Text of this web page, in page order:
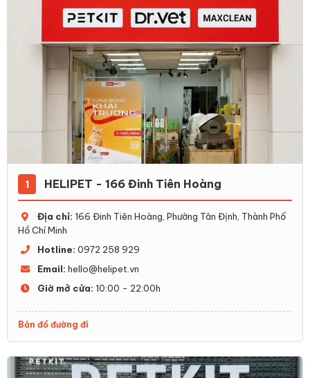
1 HELIPET - 166 Đinh Tiên Hoàng
Địa chỉ: 166 Đinh Tiên Hoàng, Phường Tân Định, Thành Phố
Hồ Chí Minh
Hotline: 0972 258 929
Email: hello@helipet.vn
Giờ mở cửa: 10:00 - 22:00h
Bản đồ đường đi